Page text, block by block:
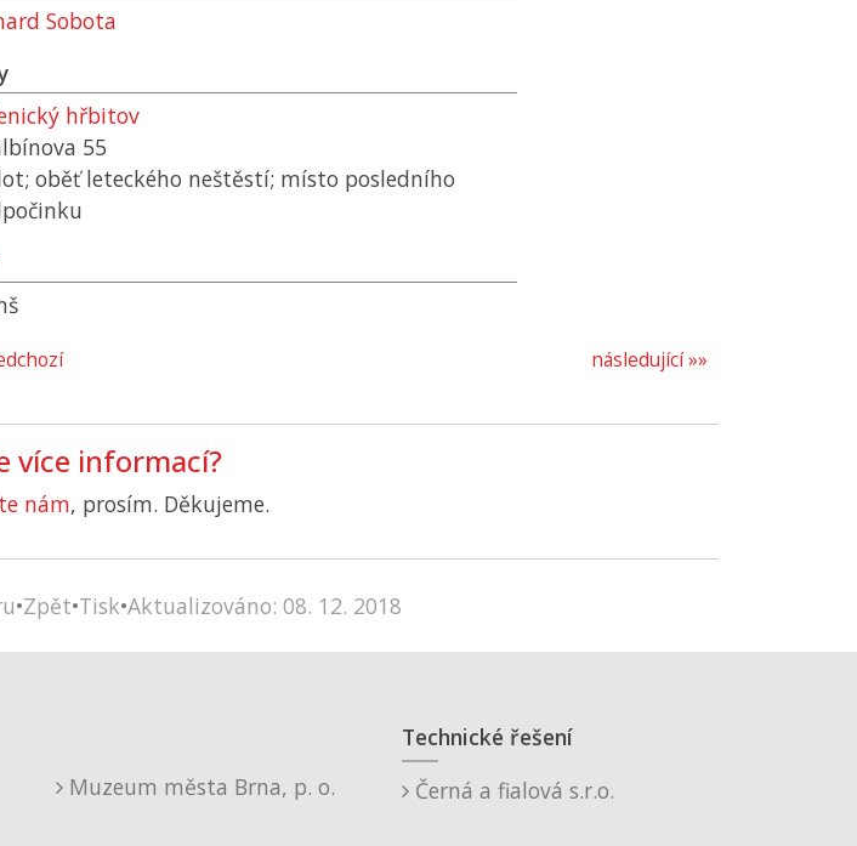
Sobota
hřbitov
55
oběť leteckého neštěstí; místo posledního
následující »»
více informací?
nám, prosím. Děkujeme.
•Zpět•Tisk•Aktualizováno: 08. 12. 2018
Muzeum města Brna, p. o.
Technické řešení
Černá a fialová s.r.o.